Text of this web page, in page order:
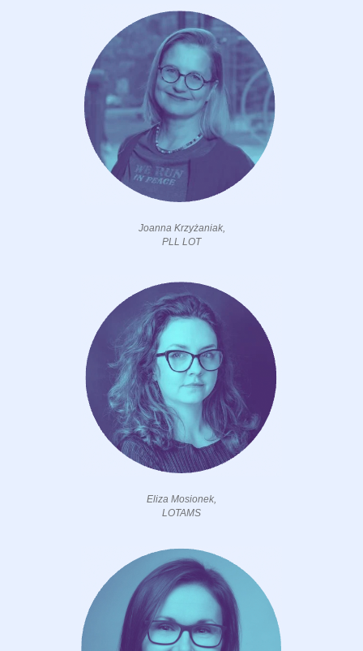
Joanna Krzyżaniak,
PLL LOT
Eliza Mosionek,
LOTAMS